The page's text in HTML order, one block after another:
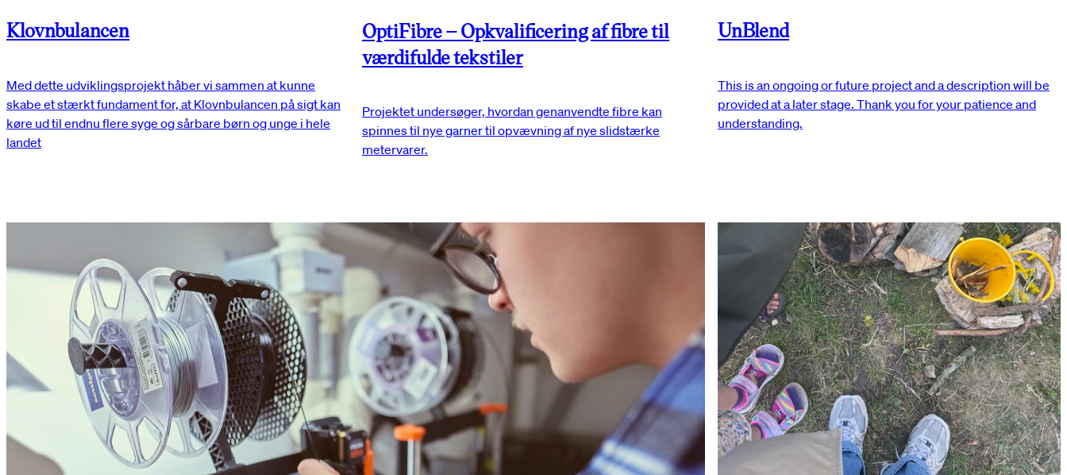
Klovnbulancen
Med dette udviklingsprojekt håber vi sammen at kunne
skabe et stærkt fundament for, at Klovnbulancen på sigt kan
køre ud til endnu flere syge og sårbare børn og unge i hele
landet
OptiFibre – Opkvalificering af fibre til
værdifulde tekstiler
Projektet undersøger, hvordan genanvendte fibre kan
spinnes til nye garner til opvævning af nye slidstærke
metervarer.
UnBlend
This is an ongoing or future project and a description will be
provided at a later stage. Thank you for your patience and
understanding.